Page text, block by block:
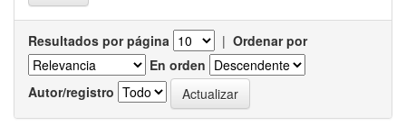
Resultados por página | Ordenar por
En orden
Autor/registro